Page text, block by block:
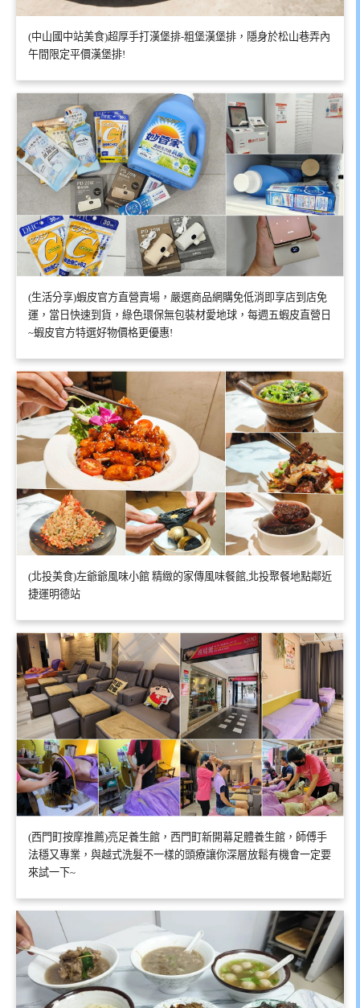
(中山國中站美食)超厚手打漢堡排-粗堡漢堡排，隱身於松山巷弄內
午間限定平價漢堡排!
(生活分享)蝦皮官方直營賣場，嚴選商品網購免低消即享店到店免
運，當日快速到貨，綠色環保無包裝材愛地球，每週五蝦皮直營日
~蝦皮官方特選好物價格更優惠!
(北投美食)左爺爺風味小館 精緻的家傳風味餐館,北投聚餐地點鄰近
捷運明德站
(西門町按摩推薦)亮足養生館，西門町新開幕足體養生館，師傅手
法穩又專業，與越式洗髮不一樣的頭療讓你深層放鬆有機會一定要
來試一下~